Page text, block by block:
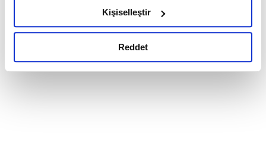
okumak ve sitemizi ziyaretiniz kapsamında
gerçekleştirilen veri işleme faaliyetleri ile ilgili daha
detaylı bilgi almak için lütfentıklayınız.
Kişiselleştir
Reddet